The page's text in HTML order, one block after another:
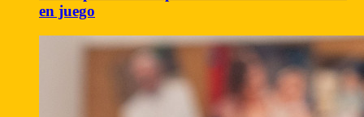
en juego